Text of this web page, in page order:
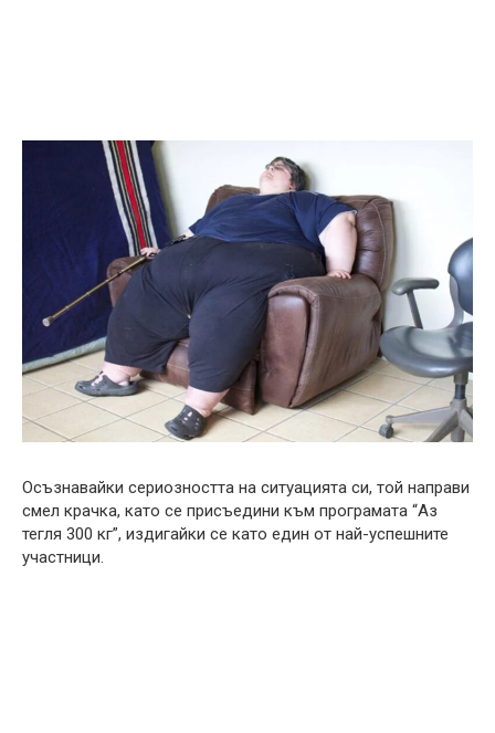
Осъзнавайки сериозността на ситуацията си, той направи
смел крачка, като се присъедини към програмата “Аз
тегля 300 кг”, издигайки се като един от най-успешните
участници.